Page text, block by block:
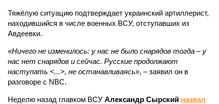
Тяжёлую ситуацию подтверждает украинский артиллерист,
находившийся в числе военных ВСУ, отступавших из
Авдеевки.
«Ничего не изменилось: у нас не было снарядов тогда – у
нас нет снарядов и сейчас. Русские продолжают
наступать <...>, не останавливаясь», – заявил он в
разговоре с NBC.
Неделю назад главком ВСУ Александр Сырский назвал